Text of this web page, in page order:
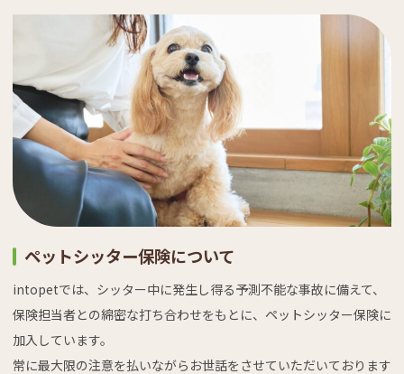
ペットシッター保険について
intopetでは、シッター中に発生し得る予測不能な事故に備えて、
保険担当者との綿密な打ち合わせをもとに、ペットシッター保険に
加入しています。
常に最大限の注意を払いながらお世話をさせていただいております